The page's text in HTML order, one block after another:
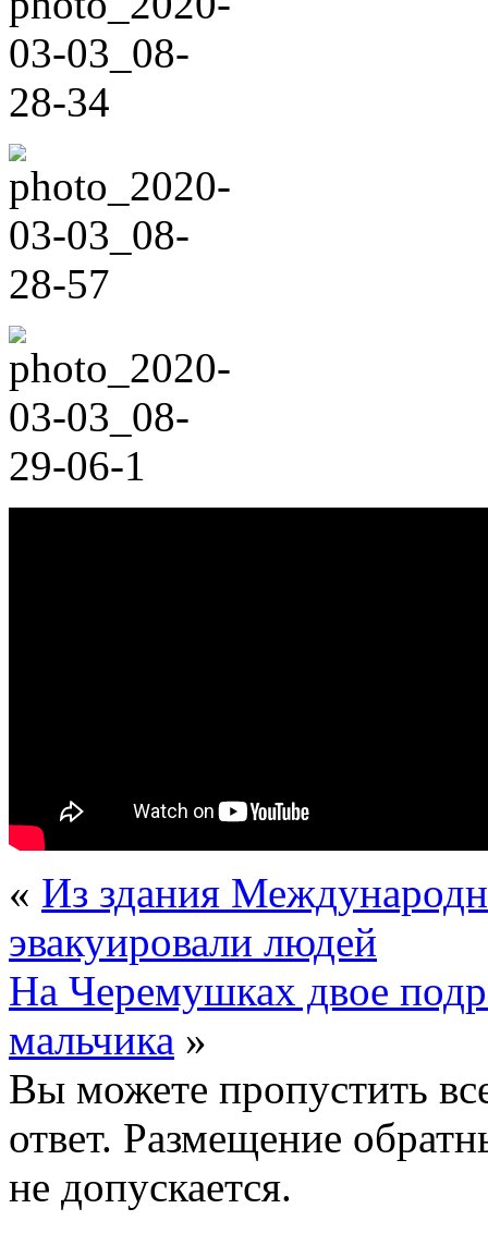
« Из здания
эвакуировали людей
На Черемушках двое
мальчика »
Вы можете пропустить
ответ. Размещение
не допускается.